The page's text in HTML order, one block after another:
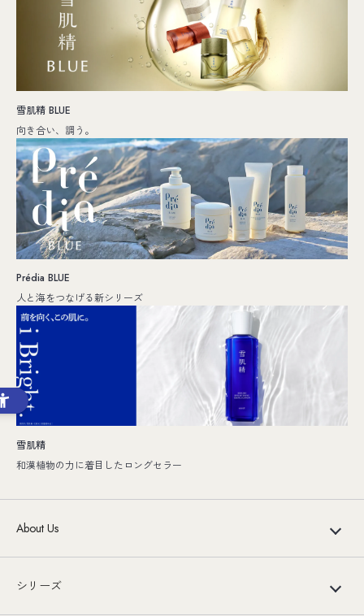
雪肌精 BLUE
向き合い、調う。
Prédia BLUE
人と海をつなげる新シリーズ
雪肌精
和漢植物の力に着目したロングセラー
About Us
シリーズ